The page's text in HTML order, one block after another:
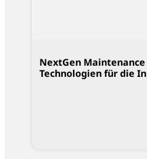
NextGen
Technologien für die